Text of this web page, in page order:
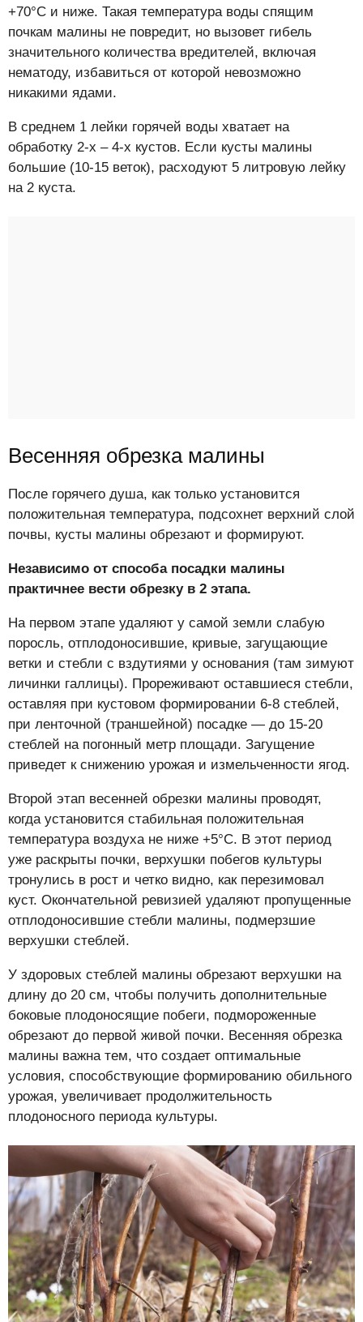
+70°С и ниже. Такая температура воды спящим
почкам малины не повредит, но вызовет гибель
значительного количества вредителей, включая
нематоду, избавиться от которой невозможно
никакими ядами.
В среднем 1 лейки горячей воды хватает на
обработку 2-х – 4-х кустов. Если кусты малины
большие (10-15 веток), расходуют 5 литровую лейку
на 2 куста.
Весенняя обрезка малины
После горячего душа, как только установится
положительная температура, подсохнет верхний слой
почвы, кусты малины обрезают и формируют.
Независимо от способа посадки малины
практичнее вести обрезку в 2 этапа.
На первом этапе удаляют у самой земли слабую
поросль, отплодоносившие, кривые, загущающие
ветки и стебли с вздутиями у основания (там зимуют
личинки галлицы). Прореживают оставшиеся стебли,
оставляя при кустовом формировании 6-8 стеблей,
при ленточной (траншейной) посадке — до 15-20
стеблей на погонный метр площади. Загущение
приведет к снижению урожая и измельченности ягод.
Второй этап весенней обрезки малины проводят,
когда установится стабильная положительная
температура воздуха не ниже +5°С. В этот период
уже раскрыты почки, верхушки побегов культуры
тронулись в рост и четко видно, как перезимовал
куст. Окончательной ревизией удаляют пропущенные
отплодоносившие стебли малины, подмерзшие
верхушки стеблей.
У здоровых стеблей малины обрезают верхушки на
длину до 20 см, чтобы получить дополнительные
боковые плодоносящие побеги, подмороженные
обрезают до первой живой почки. Весенняя обрезка
малины важна тем, что создает оптимальные
условия, способствующие формированию обильного
урожая, увеличивает продолжительность
плодоносного периода культуры.